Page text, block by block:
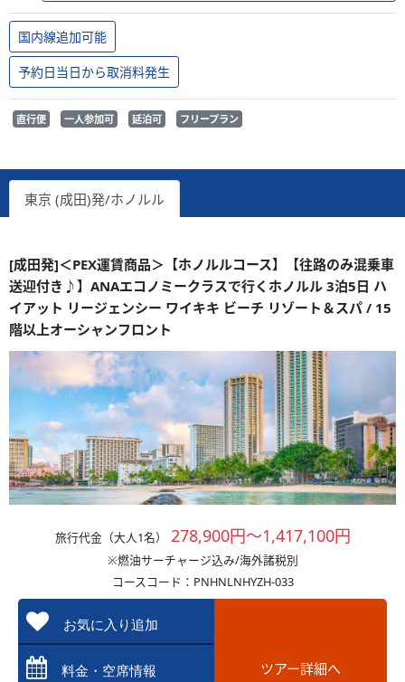
国内線追加可能
予約日当日から取消料発生
直行便 一人参加可 延泊可 フリープラン
東京 (成田)発/ホノルル
[成田発]＜PEX運賃商品＞【ホノルルコース】【往路のみ混乗車
送迎付き♪】ANAエコノミークラスで行くホノルル 3泊5日 ハ
イアット リージェンシー ワイキキ ビーチ リゾート＆スパ / 15
階以上オーシャンフロント
旅行代金（大人1名） 278,900円～1,417,100円
※燃油サーチャージ込み/海外諸税別
コースコード：PNHNLNHYZH-033
お気に入り追加
料金・空席情報 ツアー詳細へ